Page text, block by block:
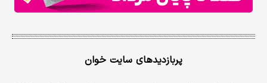
پربازدیدهای سایت خوان